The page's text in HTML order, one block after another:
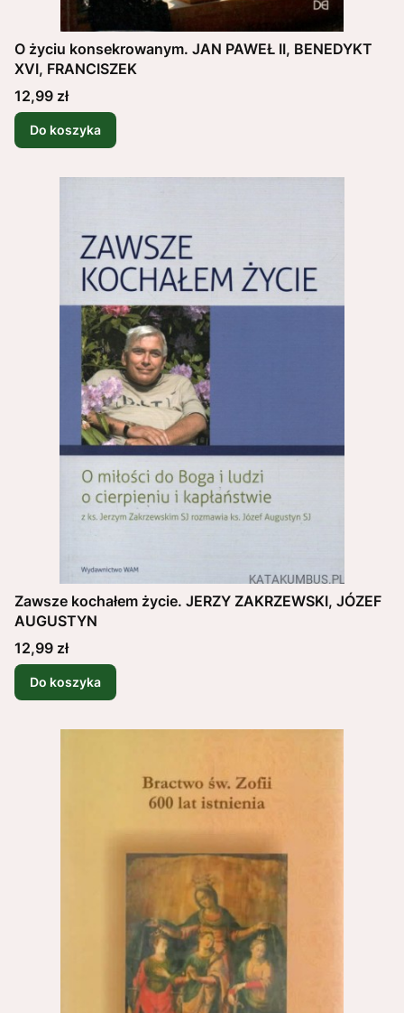
O życiu konsekrowanym. JAN PAWEŁ II, BENEDYKT
XVI, FRANCISZEK
Cena
12,99 zł
Do koszyka
Zawsze kochałem życie. JERZY ZAKRZEWSKI, JÓZEF
AUGUSTYN
Cena
12,99 zł
Do koszyka